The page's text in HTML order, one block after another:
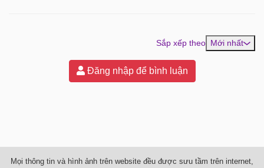
Sắp xếp theo Mới nhất
Đăng nhập để bình luận
Mọi thông tin và hình ảnh trên website đều được sưu tầm trên internet,